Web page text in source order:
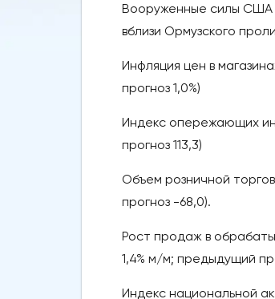
Вооруженные силы США
вблизи Ормузского
Инфляция цен в
прогноз 1,0%)
Индекс опережающих
прогноз 113,3)
Объем розничной
прогноз -68,0).
Рост продаж в
1,4% м/м; предыдущий
Индекс национальной